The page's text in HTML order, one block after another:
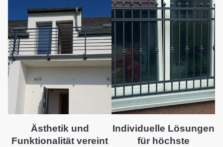
Ästhetik und
Funktionalität vereint
Individuelle Lösungen
für höchste